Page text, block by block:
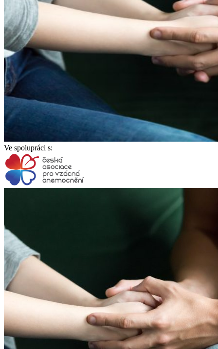
Ve spolupráci s: